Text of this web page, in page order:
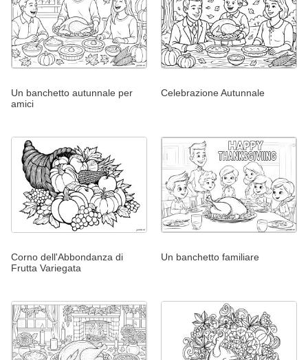
Un banchetto autunnale per
amici
Celebrazione Autunnale
Corno dell'Abbondanza di
Frutta Variegata
Un banchetto familiare